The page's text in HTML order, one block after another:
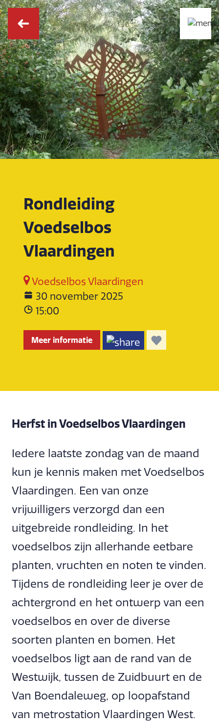
Rondleiding
Voedselbos
Vlaardingen
Voedselbos Vlaardingen
30 november 2025
15:00
Meer informatie
Herfst in Voedselbos Vlaardingen
Iedere laatste zondag van de maand
kun je kennis maken met Voedselbos
Vlaardingen. Een van onze
vrijwilligers verzorgd dan een
uitgebreide rondleiding. In het
voedselbos zijn allerhande eetbare
planten, vruchten en noten te vinden.
Tijdens de rondleiding leer je over de
achtergrond en het ontwerp van een
voedselbos en over de diverse
soorten planten en bomen. Het
voedselbos ligt aan de rand van de
Westwijk, tussen de Zuidbuurt en de
Van Boendaleweg, op loopafstand
van metrostation Vlaardingen West.